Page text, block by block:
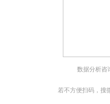
数据分析咨
若不方便扫码，搜